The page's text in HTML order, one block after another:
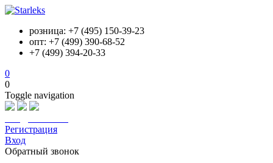
розница: +7 (495) 150-39-23
опт: +7 (499) 390-68-52
+7 (499) 394-20-33
0
0
Toggle navigation
Регистрация
Вход
Обратный звонок